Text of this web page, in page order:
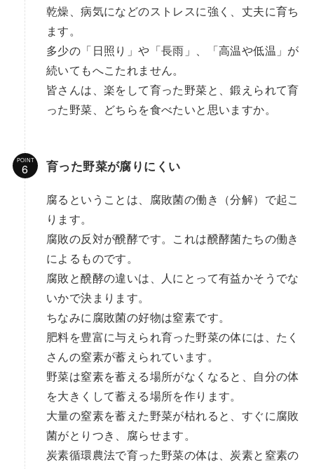
乾燥、病気になどのストレスに強く、丈夫に育ち
ます。
多少の「日照り」や「長雨」、「高温や低温」が
続いてもへこたれません。
皆さんは、楽をして育った野菜と、鍛えられて育
った野菜、どちらを食べたいと思いますか。
POINT 育った野菜が腐りにくい
腐るということは、腐敗菌の働き（分解）で起こ
ります。
腐敗の反対が醗酵です。これは醗酵菌たちの働き
によるものです。
腐敗と醗酵の違いは、人にとって有益かそうでな
いかで決まります。
ちなみに腐敗菌の好物は窒素です。
肥料を豊富に与えられ育った野菜の体には、たく
さんの窒素が蓄えられています。
野菜は窒素を蓄える場所がなくなると、自分の体
を大きくして蓄える場所を作ります。
大量の窒素を蓄えた野菜が枯れると、すぐに腐敗
菌がとりつき、腐らせます。
炭素循環農法で育った野菜の体は、炭素と窒素の